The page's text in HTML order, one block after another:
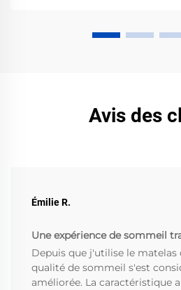
Avis des
Émilie R.
Une expérience de sommeil
Depuis que j'utilise le matelas
qualité de sommeil s'est
améliorée. La caractéristique